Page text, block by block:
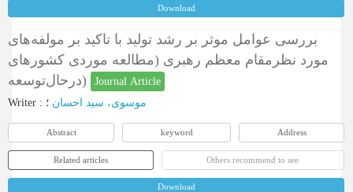
Download
بررسی عوامل موثر بر رشد تولید با تاکید بر مولفه‌های
مورد نظرمقام معظم رهبری (مطالعه موردی کشورهای
درحال‌توسعه)
Journal Article
Writer : موسوی، سید احسان ؛
Abstract keyword Address
Related articles Others recommend to see
Download